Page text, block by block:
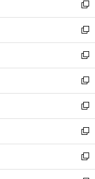
く
で
開
く
ド
ウ
で
開
く
い
ウ
ィ
ン
ド
ウ
で
開
く
新
し
い
ウ
ィ
ン
ド
ウ
で
開
く
新
し
い
ウ
ィ
ン
ド
ウ
で
開
く
新
し
い
ウ
ィ
ン
ド
ウ
で
開
新
し
い
ウ
ィ
ン
ド
ウ
新
し
い
ウ
ィ
ン
新
し
い
ウ
新
し